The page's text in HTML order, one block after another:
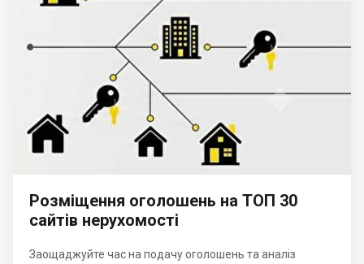
Розміщення оголошень на ТОП 30
сайтів нерухомості
Заощаджуйте час на подачу оголошень та аналіз